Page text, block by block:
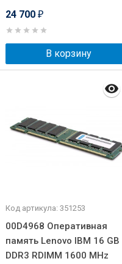
24 700 ₽
В корзину
Код артикула: 351253
00D4968 Оперативная
память Lenovo IBM 16 GB
DDR3 RDIMM 1600 MHz